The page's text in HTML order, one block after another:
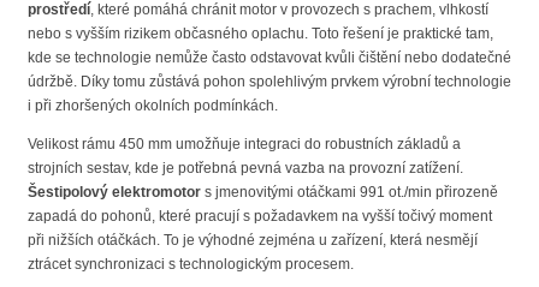
prostředí, které pomáhá chránit motor v provozech s prachem, vlhkostí
nebo s vyšším rizikem občasného oplachu. Toto řešení je praktické tam,
kde se technologie nemůže často odstavovat kvůli čištění nebo dodatečné
údržbě. Díky tomu zůstává pohon spolehlivým prvkem výrobní technologie
i při zhoršených okolních podmínkách.
Velikost rámu 450 mm umožňuje integraci do robustních základů a
strojních sestav, kde je potřebná pevná vazba na provozní zatížení.
Šestipolový elektromotor s jmenovitými otáčkami 991 ot./min přirozeně
zapadá do pohonů, které pracují s požadavkem na vyšší točivý moment
při nižších otáčkách. To je výhodné zejména u zařízení, která nesmějí
ztrácet synchronizaci s technologickým procesem.